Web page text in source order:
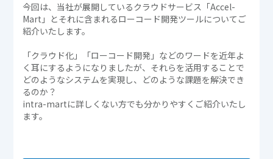
今回は、当社が展開しているクラウドサービス「Accel-
Mart」とそれに含まれるローコード開発ツールについてご
紹介いたします。
「クラウド化」「ローコード開発」などのワードを近年よ
く耳にするようになりましたが、それらを活用することで
どのようなシステムを実現し、どのような課題を解決でき
るのか？
intra-martに詳しくない方でも分かりやすくご紹介いたし
ます。